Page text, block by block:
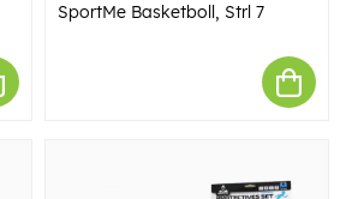
SportMe Basketboll, Strl 7